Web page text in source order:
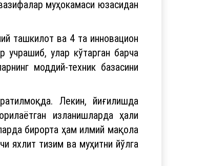
ташкилот ва 4 та инновацион
учрашиб, улар кўтарган барча
моддий-техник базасини
Лекин, йиғилишда
изланишларда ҳали
бирорта ҳам илмий мақола
яхлит тизим ва муҳитни йўлга
натижаси бўйича бор-